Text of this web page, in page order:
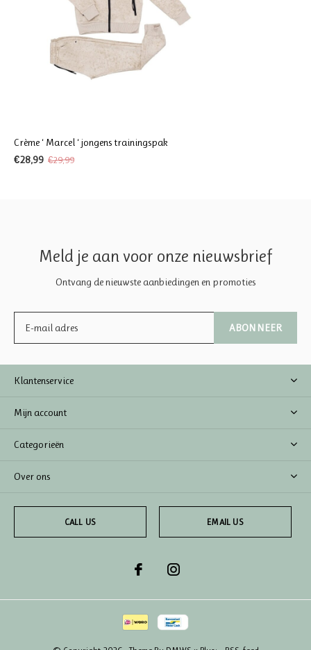
Crème ‘ Marcel ‘ jongens trainingspak
€28,99 €29,99
Meld je aan voor onze nieuwsbrief
Ontvang de nieuwste aanbiedingen en promoties
ABONNEER
Klantenservice
Mijn account
Categorieën
Over ons
CALL US EMAIL US